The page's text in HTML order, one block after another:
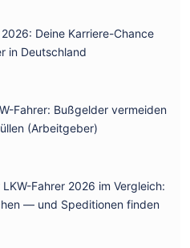
Deine Karriere-Chance
in Deutschland
Fahrer: Bußgelder vermeiden
(Arbeitgeber)
Fahrer 2026 im Vergleich:
— und Speditionen finden